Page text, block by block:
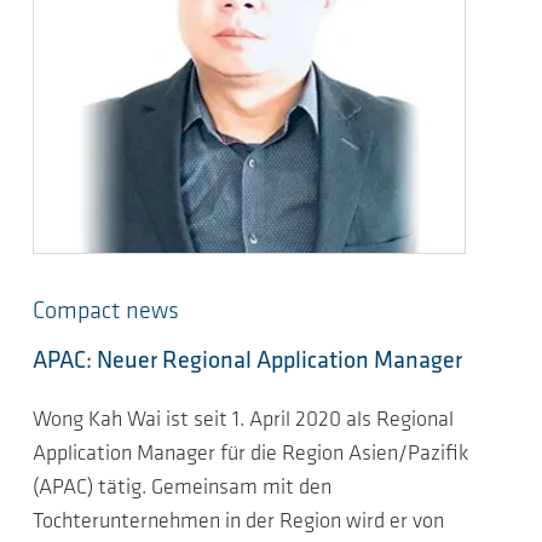
Compact news
APAC: Neuer Regional Application Manager
Wong Kah Wai ist seit 1. April 2020 als Regional
Application Manager für die Region Asien/Pazifik
(APAC) tätig. Gemeinsam mit den
Tochterunternehmen in der Region wird er von